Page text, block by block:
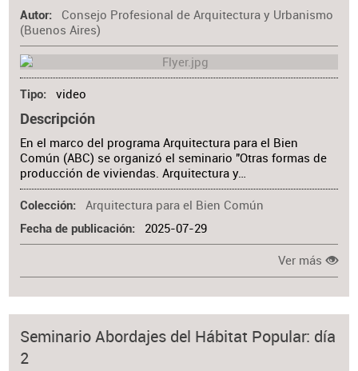
Autor
Consejo Profesional de Arquitectura y Urbanismo
(Buenos Aires)
Tipo video
Descripción
En el marco del programa Arquitectura para el Bien
Común (ABC) se organizó el seminario "Otras formas de
producción de viviendas. Arquitectura y…
Colección Arquitectura para el Bien Común
Fecha de publicación 2025-07-29
Ver más
Seminario Abordajes del Hábitat Popular: día
2